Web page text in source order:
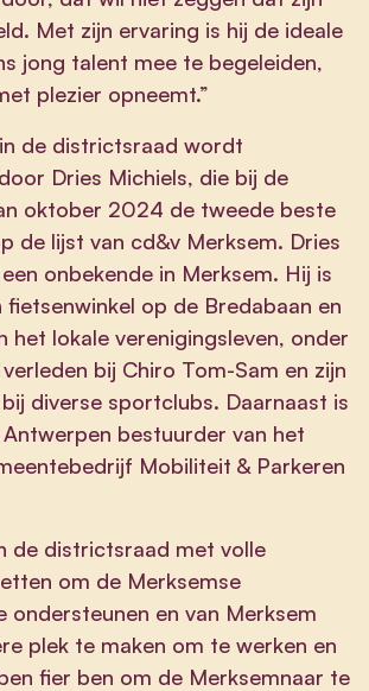
Met zijn ervaring is hij de ideale
jong talent mee te begeleiden,
plezier opneemt.”
de districtsraad wordt
Dries Michiels, die bij de
oktober 2024 de tweede beste
de lijst van cd&v Merksem. Dries
onbekende in Merksem. Hij is
fietsenwinkel op de Bredabaan en
het lokale verenigingsleven, onder
bij Chiro Tom-Sam en zijn
diverse sportclubs. Daarnaast is
bestuurder van het
Mobiliteit & Parkeren
de districtsraad met volle
om de Merksemse
ondersteunen en van Merksem
plek te maken om te werken en
fier ben om de Merksemnaar te